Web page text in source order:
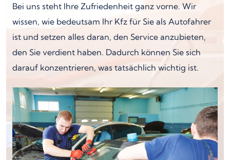
Bei uns steht Ihre Zufriedenheit ganz vorne. Wir
wissen, wie bedeutsam Ihr Kfz für Sie als Autofahrer
ist und setzen alles daran, den Service anzubieten,
den Sie verdient haben. Dadurch können Sie sich
darauf konzentrieren, was tatsächlich wichtig ist.